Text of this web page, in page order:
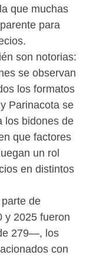
que muchas
para
son notorias:
se observan
los formatos
Parinacota se
los bidones de
que factores
un rol
en distintos
de
y 2025 fueron
279—, los
con